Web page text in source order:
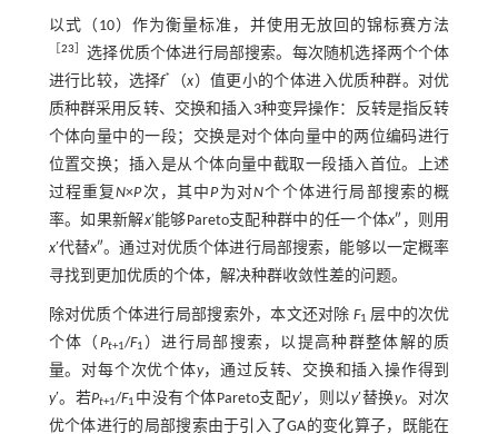
以式（10） 作为衡量标准，并使用无放回的锦标赛方法
23 ］选择优质个体进行局部搜索。每次随机选择两个个体
进行比较，选择f* （x ）值更小的个体进入优质种群。对优
质种群采用反转、交换和插入3种变异操作：反转是指反转
个体向量中的一段；交换是对个体向量中的两位编码进行
位置交换；插入是从个体向量中截取一段插入首位。上述
过程重复N×P次，其中P为对N个个体进行局部搜索的概
率。如果新解x′能够Pareto支配种群中的任一个体x″，则用
x′代替x″。通过对优质个体进行局部搜索，能够以一定概率
寻找到更加优质的个体，解决种群收敛性差的问题。
除对优质个体进行局部搜索外，本文还对除F1 层中的次优
个体（ Pt+1/F1 ）进行局部搜索，以提高种群整体解的质
量。对每个次优个体y，通过反转、交换和插入操作得到
y′。若Pt+1/F1 中没有个体Pareto支配y′，则以y′替换y。对次
优个体进行的局部搜索由于引入了GA的变化算子，既能在